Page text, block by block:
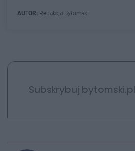
AUTOR: Redakcja Bytomski
Subskrybuj bytomski.pl